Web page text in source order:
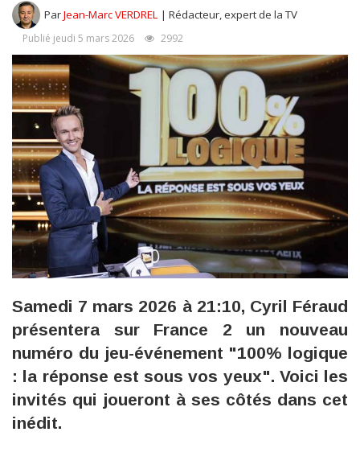
ParJean-Marc VERDREL | Rédacteur, expert de la TV
Publié jeudi 5 mars 2026 2992
Samedi 7 mars 2026 à 21:10, Cyril Féraud
présentera sur France 2 un nouveau
numéro du jeu-événement "100% logique
: la réponse est sous vos yeux". Voici les
invités qui joueront à ses côtés dans cet
inédit.